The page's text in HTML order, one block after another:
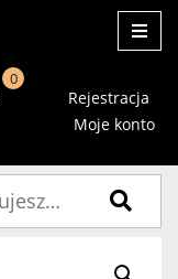
0
Rejestracja
Moje konto